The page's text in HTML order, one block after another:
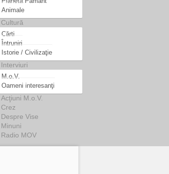
Animale
Cultură
Cărti
Întruniri
Istorie / Civilizaţie
Interviuri
M.o.V.
Oameni interesanţi
Acţiuni M.o.V.
Crez
Despre Vise
Minuni
Radio MOV